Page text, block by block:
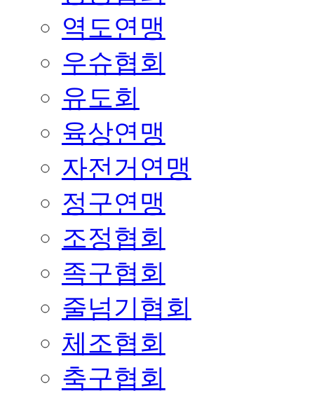
역도연맹
우슈협회
유도회
육상연맹
자전거연맹
정구연맹
조정협회
족구협회
줄넘기협회
체조협회
축구협회